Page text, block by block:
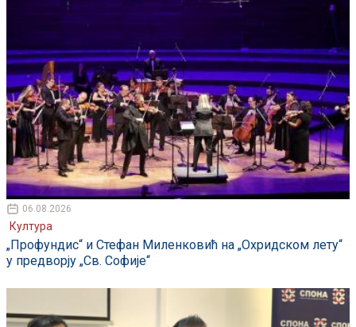
06.08.2026
Култура
„Профундис“ и Стефан Миленковић на „Охридском лету“
у предворју „Св. Софије“